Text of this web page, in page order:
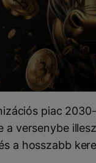
piac
a versenybe
a hosszabb